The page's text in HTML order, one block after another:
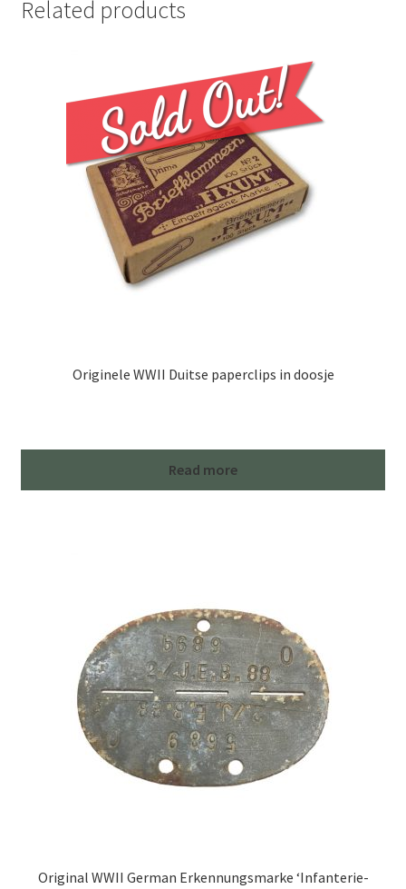
Related products
Originele WWII Duitse paperclips in doosje
Read more
Original WWII German Erkennungsmarke ‘Infanterie-